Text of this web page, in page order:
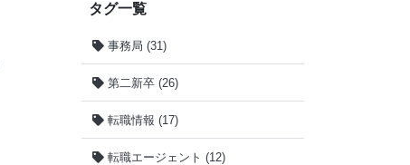
タグ一覧
事務局 (31)
第二新卒 (26)
転職情報 (17)
転職エージェント (12)